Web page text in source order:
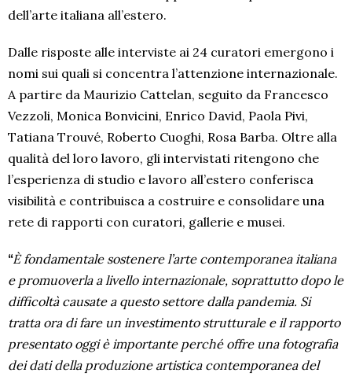
dell’arte italiana all’estero.
Dalle risposte alle interviste ai 24 curatori emergono i
nomi sui quali si concentra l’attenzione internazionale.
A partire da Maurizio Cattelan, seguito da Francesco
Vezzoli, Monica Bonvicini, Enrico David, Paola Pivi,
Tatiana Trouvé, Roberto Cuoghi, Rosa Barba. Oltre alla
qualità del loro lavoro, gli intervistati ritengono che
l’esperienza di studio e lavoro all’estero conferisca
visibilità e contribuisca a costruire e consolidare una
rete di rapporti con curatori, gallerie e musei.
“È fondamentale sostenere l’arte contemporanea italiana
e promuoverla a livello internazionale, soprattutto dopo le
difficoltà causate a questo settore dalla pandemia. Si
tratta ora di fare un investimento strutturale e il rapporto
presentato oggi è importante perché offre una fotografia
dei dati della produzione artistica contemporanea del